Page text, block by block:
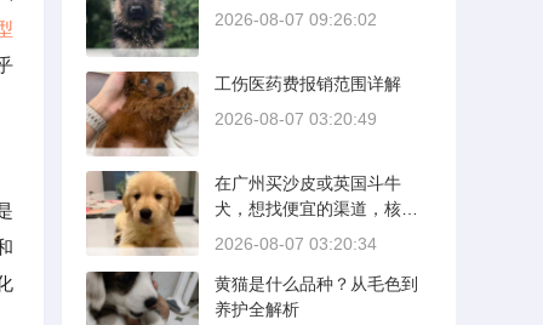
2026-08-07 09:26:02
工伤医药费报销范围详解
2026-08-07 03:20:49
在广州买沙皮或英国斗牛
犬，想找便宜的渠道，核心
是分清“便宜”和“捡漏”的界
种，价格比北方城市有优
势；英国斗牛犬则完全是另
2026-08-07 03:20:34
黄猫是什么品种？从毛色到
养护全解析